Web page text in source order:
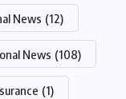
News (12)
News (108)
(1)